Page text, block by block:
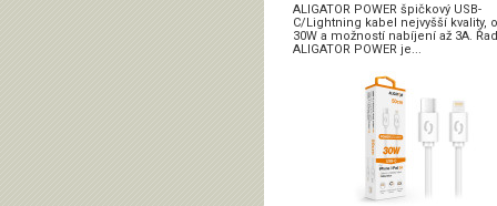
ALIGATOR POWER špičkový USB-
C/Lightning kabel nejvyšší kvality,
30W a možností nabíjení až 3A.
ALIGATOR POWER je...